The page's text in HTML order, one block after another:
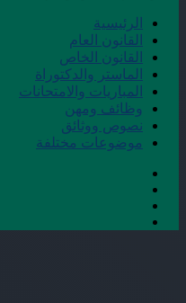
الرئيسية
القانون العام
القانون الخاص
الماستر والدكتوراة
المباريات والامتحانات
وظائف ومهن
نصوص ووثائق
موضوعات مختلفة